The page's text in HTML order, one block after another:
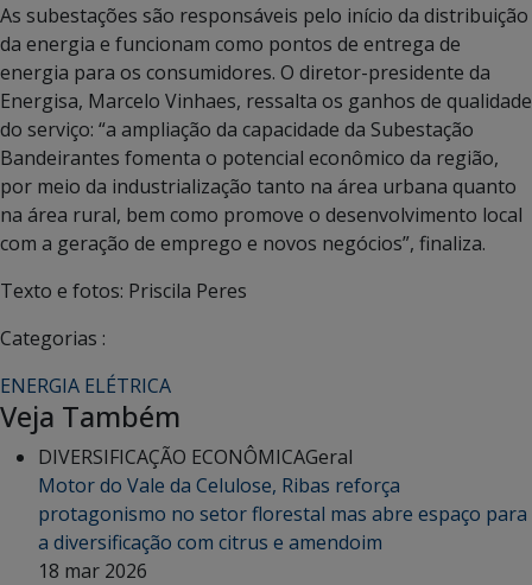
As subestações são responsáveis pelo início da distribuição
da energia e funcionam como pontos de entrega de
energia para os consumidores. O diretor-presidente da
Energisa, Marcelo Vinhaes, ressalta os ganhos de qualidade
do serviço: “a ampliação da capacidade da Subestação
Bandeirantes fomenta o potencial econômico da região,
por meio da industrialização tanto na área urbana quanto
na área rural, bem como promove o desenvolvimento local
com a geração de emprego e novos negócios”, finaliza.
Texto e fotos: Priscila Peres
Categorias :
ENERGIA ELÉTRICA
Veja Também
DIVERSIFICAÇÃO ECONÔMICAGeral
Motor do Vale da Celulose, Ribas reforça
protagonismo no setor florestal mas abre espaço para
a diversificação com citrus e amendoim
18 mar 2026